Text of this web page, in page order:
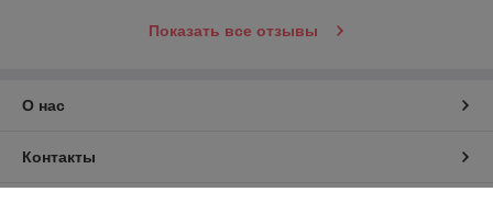
Показать все отзывы
О нас
Контакты